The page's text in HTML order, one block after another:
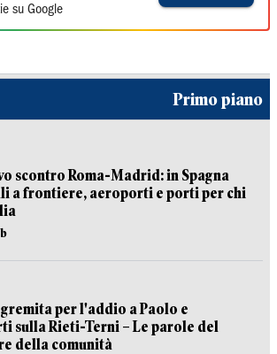
su Google
Primo piano
scontro Roma-Madrid: in Spagna
a frontiere, aeroporti e porti per chi
per l'addio a Paolo e
sulla Rieti-Terni – Le parole del
della comunità